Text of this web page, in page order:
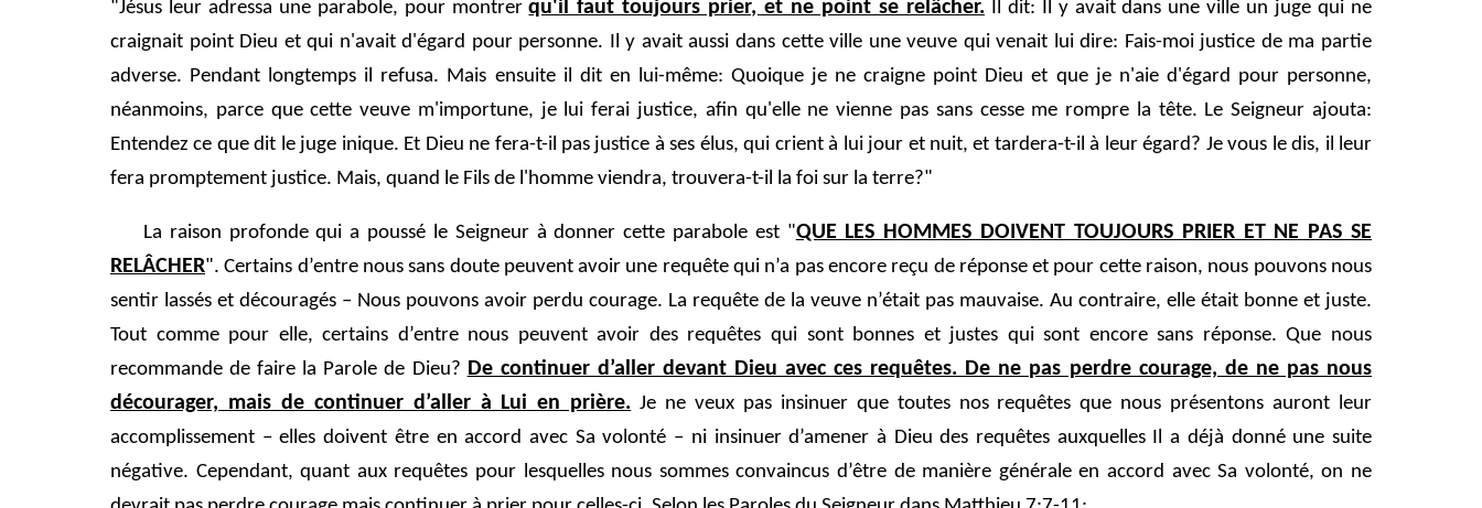
"Jésus leur adressa une parabole, pour montrerqu'il faut toujours prier, et ne point se relâcher.Il dit: Il y avait dans une ville un juge qui ne
craignait point Dieu et qui n'avait d'égard pour personne. Il y avait aussi dans cette ville une veuve qui venait lui dire: Fais-moi justice de ma partie
adverse. Pendant longtemps il refusa. Mais ensuite il dit en lui-même: Quoique je ne craigne point Dieu et que je n'aie d'égard pour personne,
néanmoins, parce que cette veuve m'importune, je lui ferai justice, afin qu'elle ne vienne pas sans cesse me rompre la tête. Le Seigneur ajouta:
Entendez ce que dit le juge inique. Et Dieu ne fera-t-il pas justice à ses élus, qui crient à lui jour et nuit, et tardera-t-il à leur égard? Je vous le dis, il leur
fera promptement justice. Mais, quand le Fils de l'homme viendra, trouvera-t-il la foi sur la terre?"
La raison profonde qui a poussé le Seigneur à donner cette parabole est "QUE LES HOMMES DOIVENT TOUJOURS PRIER ET NE PAS SE
RELÂCHER". Certains d’entre nous sans doute peuvent avoir une requête qui n’a pas encore reçu de réponse et pour cette raison, nous pouvons nous
sentir lassés et découragés – Nous pouvons avoir perdu courage. La requête de la veuve n’était pas mauvaise. Au contraire, elle était bonne et juste.
Tout comme pour elle, certains d’entre nous peuvent avoir des requêtes qui sont bonnes et justes qui sont encore sans réponse. Que nous
recommande de faire la Parole de Dieu? De continuer d’aller devant Dieu avec ces requêtes. De ne pas perdre courage, de ne pas nous
décourager, mais de continuer d’aller à Lui en prière. Je ne veux pas insinuer que toutes nos requêtes que nous présentons auront leur
accomplissement – elles doivent être en accord avec Sa volonté – ni insinuer d’amener à Dieu des requêtes auxquelles Il a déjà donné une suite
négative. Cependant, quant aux requêtes pour lesquelles nous sommes convaincus d’être de manière générale en accord avec Sa volonté, on ne